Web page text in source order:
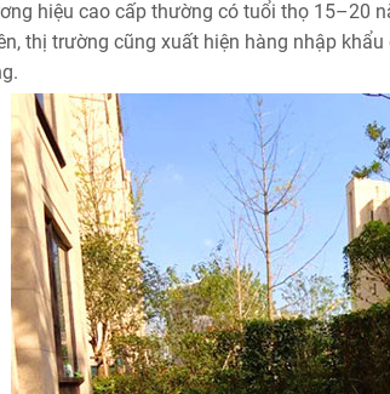
hiệu cao cấp thường có tuổi thọ 15–20
thị trường cũng xuất hiện hàng nhập